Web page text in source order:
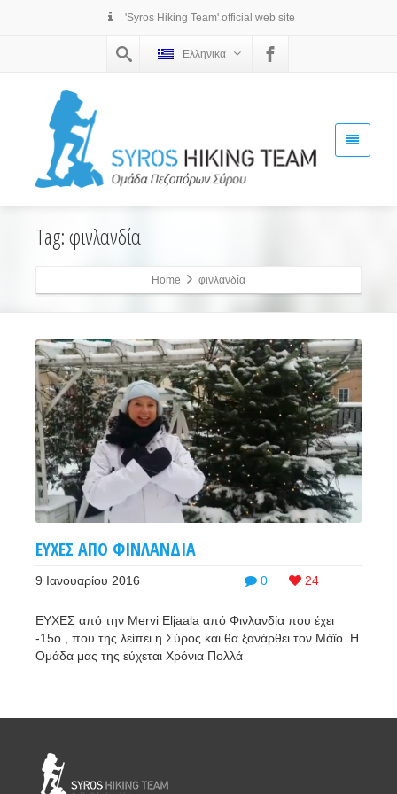
'Syros Hiking Team' official web site
Ελληνικα
Tag: φινλανδία
Home φινλανδία
ΕΥΧΕΣ ΑΠΟ ΦΙΝΛΑΝΔΙΑ
0 24
9 Ιανουαρίου 2016
ΕΥΧΕΣ από την Mervi Eljaala από Φινλανδία που έχει
-15ο , που της λείπει η Σύρος και θα ξανάρθει τον Μάϊο. Η
Ομάδα μας της εύχεται Χρόνια Πολλά